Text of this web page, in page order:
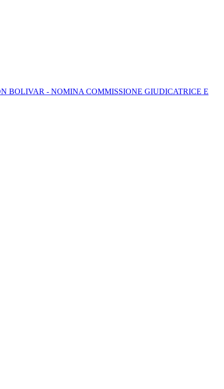
BOLIVAR - NOMINA COMMISSIONE GIUDICATRICE E